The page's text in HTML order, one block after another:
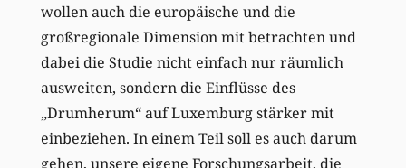
wollen auch die europäische und die
großregionale Dimension mit betrachten und
dabei die Studie nicht einfach nur räumlich
ausweiten, sondern die Einflüsse des
„Drumherum“ auf Luxemburg stärker mit
einbeziehen. In einem Teil soll es auch darum
gehen, unsere eigene Forschungsarbeit, die